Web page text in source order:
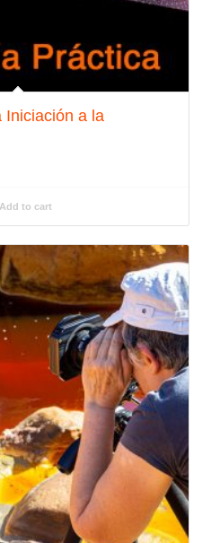
Iniciación a la
Add to cart